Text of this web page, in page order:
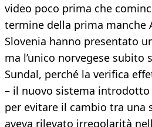
video poco prima che
termine della prima manche
Slovenia hanno presentato
ma l’unico norvegese subito
Sundal, perché la verifica
– il nuovo sistema
per evitare il cambio tra una
aveva rilevato irregolarità